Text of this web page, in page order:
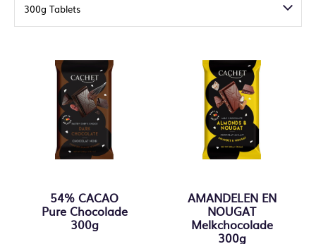
54% CACAO
Pure Chocolade
300g
AMANDELEN EN
NOUGAT
Melkchocolade
300g